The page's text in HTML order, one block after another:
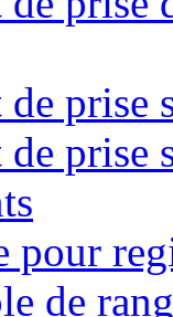
prise
prise
pour
de